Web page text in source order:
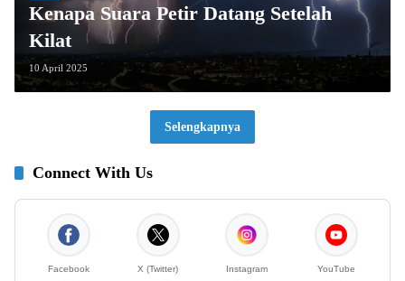
Kenapa Suara Petir Datang Setelah
Kilat
10 April 2025
Selengkapnya
Connect With Us
Facebook X (Twitter) Instagram YouTube